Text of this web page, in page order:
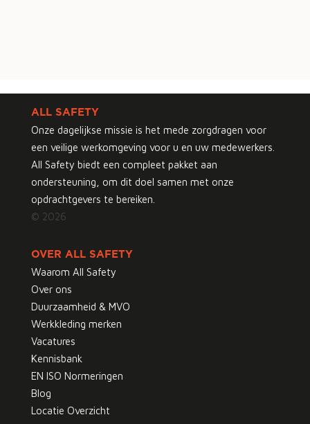
ALL SAFETY
Onze dagelijkse missie is het mede zorgdragen voor
een veilige werkomgeving voor u en uw medewerkers.
All Safety biedt een compleet pakket aan
ondersteuning, om dit doel samen met onze
opdrachtgevers te bereiken.
© 2026
OVER ALL SAFETY
Waarom All Safety
Over ons
Duurzaamheid & MVO
Werkkleding merken
Vacatures
Kennisbank
EN ISO Normeringen
Blog
Locatie Overzicht